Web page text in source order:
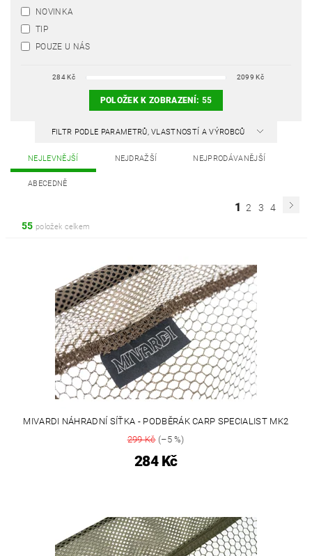
NOVINKA
TIP
POUZE U NÁS
284Kč 2099 Kč
POLOŽEK K ZOBRAZENÍ: 55
FILTR PODLE PARAMETRŮ, VLASTNOSTÍ A VÝROBCŮ
NEJLEVNĚJŠÍ NEJDRAŽŠÍ NEJPRODÁVANĚJŠÍ
ABECEDNĚ
1 2 3
4
55 položek celkem
MIVARDI NÁHRADNÍ SÍŤKA - PODBĚRÁK CARP SPECIALIST MK2
299 Kč(–5 %)
284 Kč